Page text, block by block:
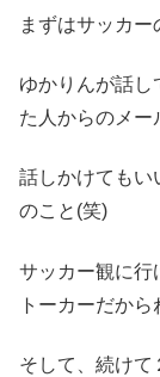
まずはサッカー
ゆかりんが話し
た人からのメー
話しかけてもい
のこと(笑)
サッカー観に行
トーカーだから
そして、続けて